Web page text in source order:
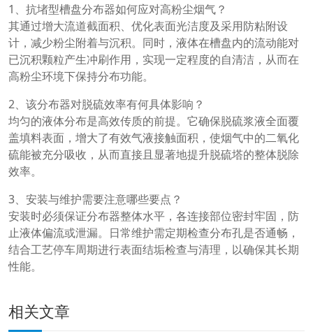
1、抗堵型槽盘分布器如何应对高粉尘烟气？
其通过增大流道截面积、优化表面光洁度及采用防粘附设
计，减少粉尘附着与沉积。同时，液体在槽盘内的流动能对
已沉积颗粒产生冲刷作用，实现一定程度的自清洁，从而在
高粉尘环境下保持分布功能。
2、该分布器对脱硫效率有何具体影响？
均匀的液体分布是高效传质的前提。它确保脱硫浆液全面覆
盖填料表面，增大了有效气液接触面积，使烟气中的二氧化
硫能被充分吸收，从而直接且显著地提升脱硫塔的整体脱除
效率。
3、安装与维护需要注意哪些要点？
安装时必须保证分布器整体水平，各连接部位密封牢固，防
止液体偏流或泄漏。日常维护需定期检查分布孔是否通畅，
结合工艺停车周期进行表面结垢检查与清理，以确保其长期
性能。
相关文章